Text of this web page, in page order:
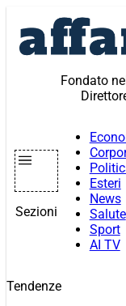
contenuto
Fondato
Sezioni
Esteri
News
Salute
Sport
AI TV
Tendenze